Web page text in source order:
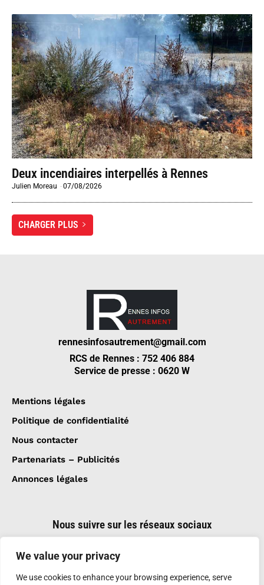
We value your privacy
We use cookies to enhance your browsing experience, serve
Deux incendiaires interpellés à Rennes
Julien Moreau -07/08/2026
CHARGER PLUS
rennesinfosautrement@gmail.com
RCS de Rennes : 752 406 884
Service de presse : 0620 W
Mentions légales
Politique de confidentialité
Nous contacter
Partenariats – Publicités
Annonces légales
Nous suivre sur les réseaux sociaux